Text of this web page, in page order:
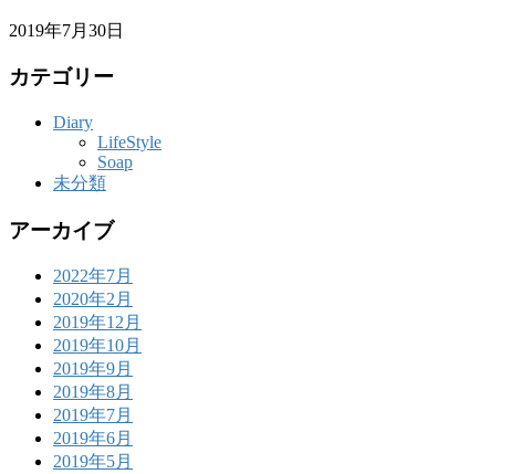
2019年7月30日
カテゴリー
Diary
LifeStyle
Soap
未分類
アーカイブ
2022年7月
2020年2月
2019年12月
2019年10月
2019年9月
2019年8月
2019年7月
2019年6月
2019年5月